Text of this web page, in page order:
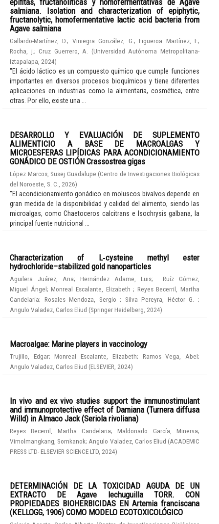
salmiana. Isolation and characterization of epiphytic,
fructanolytic, homofermentative lactic acid bacteria from
Agave salmiana
Gallardo-Martínez, D.; Viniegra González, G. ;Figueroa Martínez, F.;
Rocha, j. ;Cruz Guerrero, A. (Universidad Autónoma Metropolitana-
Iztapalapa 2024)
"El ácido láctico es un compuesto químico que cumple funciones
importantes en diversos procesos bioquímicos y tiene diferentes
aplicaciones en industrias como la alimentaria, cosmética, entre
otras. Por ello, existe una ...
DESARROLLO Y EVALUACIÓN DE SUPLEMENTO
ALIMENTICIO A BASE DE MACROALGAS Y
MICROESFERAS LIPÍDICAS PARA ACONDICIONAMIENTO
GONÁDICO DE OSTIÓN Crassostrea gigas
López Marcos, Susej Guadalupe (Centro de Investigaciones Biológicas
del Noroeste, S. C.
2026)
"El acondicionamiento gonádico en moluscos bivalvos depende en
gran medida de la disponibilidad y calidad del alimento, siendo las
microalgas, como Chaetoceros calcitrans e Isochrysis galbana, la
principal fuente nutricional ...
Characterization of L‑cysteine methyl ester
hydrochloride–stabilized gold nanoparticles
Aguilera Juárez, Ana; Hernández Adame, Luis;
Ruíz Gómez,
Miguel Ángel;Monreal Escalante, Elizabeth; Reyes Becerril, Martha
Candelaria; Rosales Mendoza, Sergio; Silva Pereyra, Héctor G.;
Angulo Valadez, Carlos Eliud (Springer Heidelberg 2024)
Macroalgae: Marine players in vaccinology
Trujillo, Edgar;Monreal Escalante, Elizabeth; Ramos Vega, Abel;
Angulo Valadez, Carlos Eliud (ELSEVIER 2024)
In vivo and ex vivo studies support the immunostimulant
and immunoprotective effect of Damiana (Turnera diffusa
Willd) in Almaco Jack (Seriola rivoliana)
Reyes Becerril, Martha Candelaria;Maldonado García, Minerva;
Vimolmangkang, Sornkanok; Angulo Valadez, Carlos Eliud (ACADEMIC
PRESS LTD- ELSEVIER SCIENCE LTD 2024)
DETERMINACIÓN DE LA TOXICIDAD AGUDA DE UN
EXTRACTO DE Agave lechuguilla TORR. CON
PROPIEDADES BIOHERBICIDAS EN Artemia franciscana
(KELLOGG, 1906) COMO MODELO ECOTOXICOLÓGICO